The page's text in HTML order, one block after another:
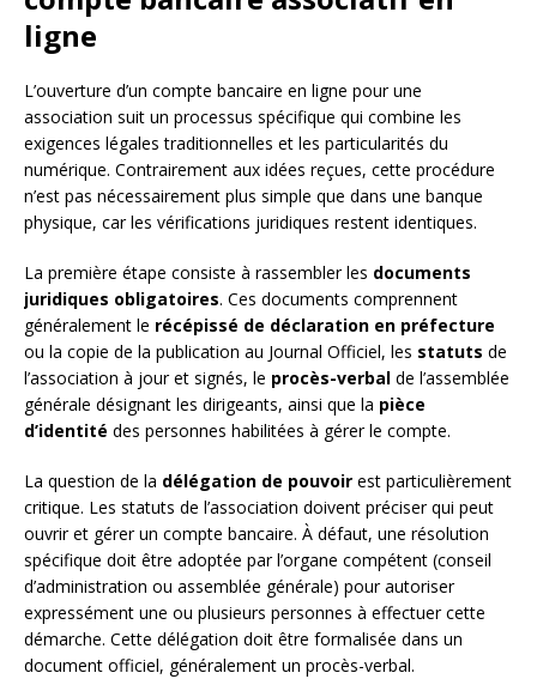
ligne
L’ouverture d’un compte bancaire en ligne pour une
association suit un processus spécifique qui combine les
exigences légales traditionnelles et les particularités du
numérique. Contrairement aux idées reçues, cette procédure
n’est pas nécessairement plus simple que dans une banque
physique, car les vérifications juridiques restent identiques.
La première étape consiste à rassembler les documents
juridiques obligatoires. Ces documents comprennent
généralement le récépissé de déclaration en préfecture
ou la copie de la publication au Journal Officiel, les statuts de
l’association à jour et signés, le procès-verbal de l’assemblée
générale désignant les dirigeants, ainsi que la pièce
d’identité des personnes habilitées à gérer le compte.
La question de la délégation de pouvoir est particulièrement
critique. Les statuts de l’association doivent préciser qui peut
ouvrir et gérer un compte bancaire. À défaut, une résolution
spécifique doit être adoptée par l’organe compétent (conseil
d’administration ou assemblée générale) pour autoriser
expressément une ou plusieurs personnes à effectuer cette
démarche. Cette délégation doit être formalisée dans un
document officiel, généralement un procès-verbal.